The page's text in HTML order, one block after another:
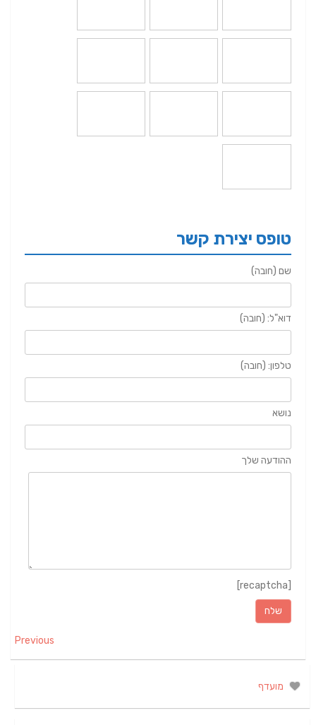
טופס יצירת קשר
שם (חובה)
דוא"ל: (חובה)
טלפון: (חובה)
נושא
ההודעה שלך
Previous
מועדף